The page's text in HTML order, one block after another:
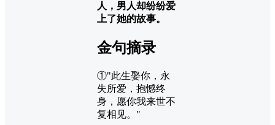
人，男人却纷纷爱
上了她的故事。
金句摘录
①"此生娶你，永
失所爱，抱憾终
身，愿你我来世不
复相见。"